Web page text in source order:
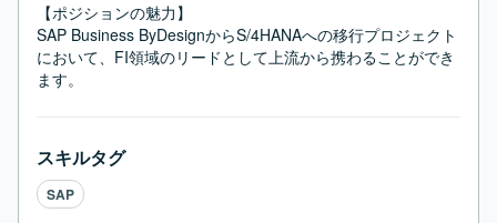
【ポジションの魅力】
SAP Business ByDesignからS/4HANAへの移行プロジェクト
において、FI領域のリードとして上流から携わることができ
ます。
スキルタグ
SAP